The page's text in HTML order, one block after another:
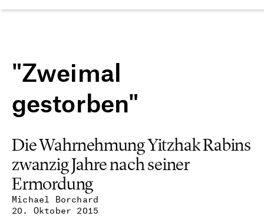
"Zweimal
gestorben"
Michael Borchard
20. Oktober 2015
Die Wahrnehmung Yitzhak Rabins
zwanzig Jahre nach seiner
Ermordung